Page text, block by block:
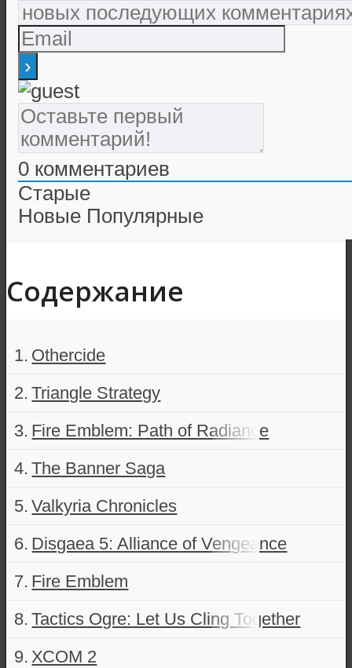
0 комментариев
Старые
Новые Популярные
Содержание
Othercide
Triangle Strategy
Fire Emblem: Path of Radiance
The Banner Saga
Valkyria Chronicles
Disgaea 5: Alliance of Vengeance
Fire Emblem
Tactics Ogre: Let Us Cling Together
ХСОМ 2